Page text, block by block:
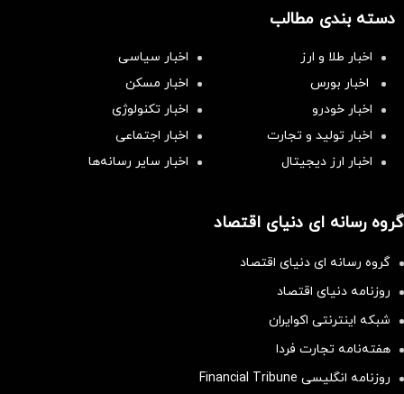
دسته بندی مطالب
اخبار طلا و ارز
اخبار سیاسی
اخبار بورس
اخبار مسکن
اخبار خودرو
اخبار تکنولوژی
اخبار تولید و تجارت
اخبار اجتماعی
اخبار ارز دیجیتال
اخبار سایر رسانه‌‌ها
گروه رسانه ای دنیای اقتصاد
گروه رسانه ای دنیای اقتصاد
روزنامه دنیای اقتصاد
شبکه اینترنتی اکوایران
هفته‌نامه تجارت فردا
روزنامه انگلیسی Financial Tribune